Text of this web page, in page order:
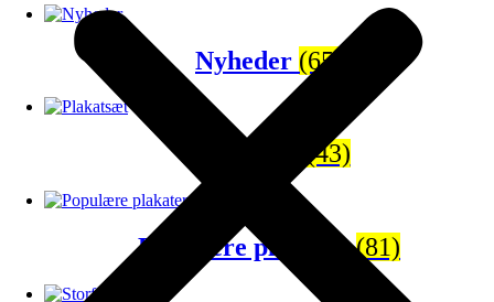
Nyheder (65)
(43)
Populære plakater(81)